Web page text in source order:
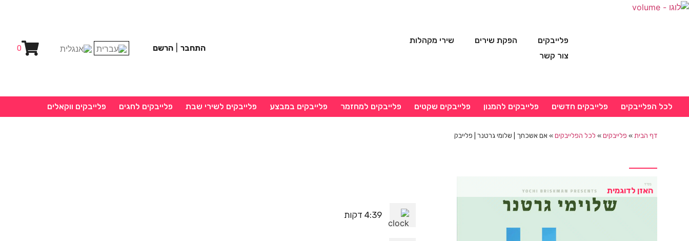
פלייבקים הפקת שירים
שירי מקהלות
צור קשר
התחבר הרשם 0
לכל הפלייבקים פלייבקים חדשים פלייבקים להמנון פלייבקים שקטים פלייבקים למחזמר פלייבקים במבצע פלייבקים לשירי שבת פלייבקים לחגים פלייבקים ווקאלים
דף הבית » פלייבקים» לכל הפלייבקים» אם אשכחך | שלומי גרטנר | פלייבק
האזן לדוגמית
4:39 דקות